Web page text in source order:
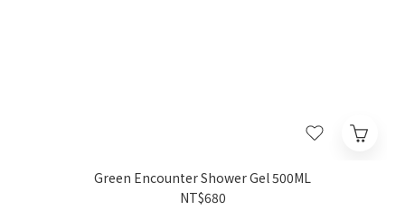
Green Encounter Shower Gel 500ML
NT$680